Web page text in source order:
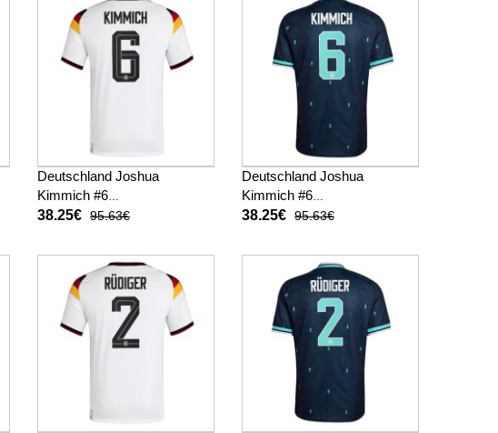
Deutschland Joshua
Kimmich #6
Fußballbekleidung Heimtrikot
38.25€ 95.63€
Deutschland Joshua
Kimmich #6
Fußballbekleidung
Kurzarm
38.25€ 95.63€